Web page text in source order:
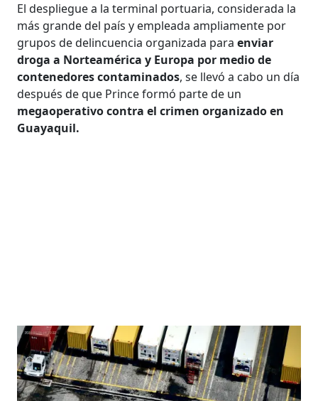
El despliegue a la terminal portuaria, considerada la
más grande del país y empleada ampliamente por
grupos de delincuencia organizada paraenviar
droga a Norteamérica y Europa por medio de
contenedores contaminados, se llevó a cabo un día
después de que Prince formó parte de un
megaoperativo contra el crimen organizado en
Guayaquil.